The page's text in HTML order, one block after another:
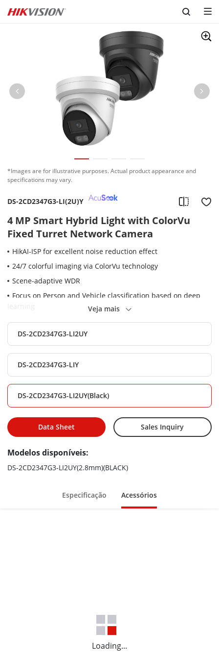
Skip to content
*Images are for illustrative purposes. Actual product appearance and
specifications may vary.
DS-2CD2347G3-LI(2U)Y
4 MP Smart Hybrid Light with ColorVu
Fixed Turret Network Camera
HikAI-ISP for excellent noise reduction effect
24/7 colorful imaging via ColorVu technology
Scene-adaptive WDR
Focus on Person and Vehicle classification based on deep
Built-in arrayed dual-microphone for real-time high quality
audio security
Anti-corrosion design, providing reliability and longevity
compared to standard (NEMA4X)
supplemental lighting modes
Water and dust resistant (IP67)
Veja mais
DS-2CD2347G3-LI2UY
DS-2CD2347G3-LIY
DS-2CD2347G3-LI2UY(Black)
Data Sheet Sales Inquiry
Modelos disponíveis:
DS-2CD2347G3-LI2UY(2.8mm)(BLACK)
Especificação Acessórios
Loading...